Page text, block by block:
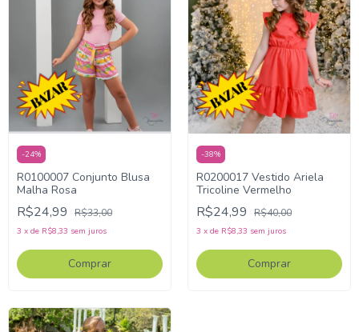
-24%
R0100007 Conjunto Blusa
Malha Rosa
R$24,99 R$33,00
3 x de R$8,33 sem juros
Comprar
-38%
R0200017 Vestido Ariela
Tricoline Vermelho
R$24,99 R$40,00
3 x de R$8,33 sem juros
Comprar